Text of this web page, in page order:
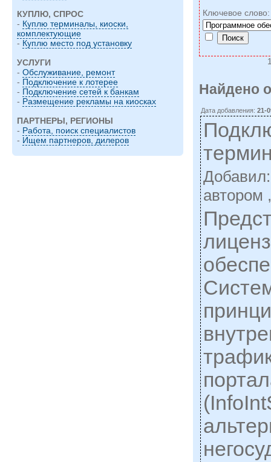
КУПЛЮ, СПРОС
- Куплю терминалы, киоски,
комплектующие
- Куплю место под установку
УСЛУГИ
- Обслуживание, ремонт
- Подключение к лотерее
- Подключение сетей к банкам
- Размещение рекламы на киосках
ПАРТНЕРЫ, РЕГИОНЫ
- Работа, поиск специалистов
- Ищем партнеров, дилеров
Ключевое
Найдено
Дата добавления: 21-
автором